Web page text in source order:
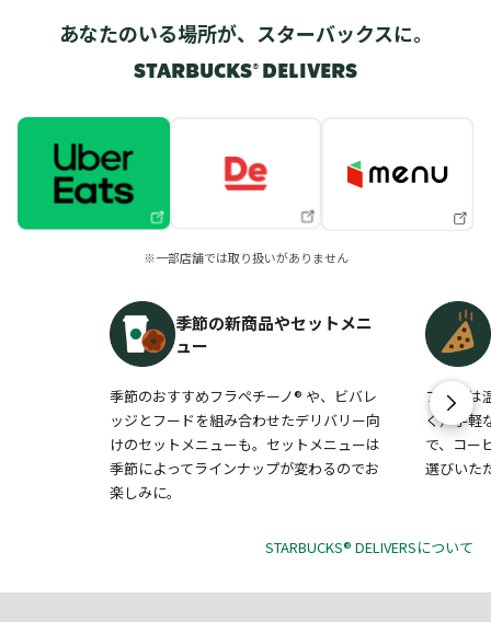
あなたのいる場所が、スターバックスに。
STARBUCKS® DELIVERS
※一部店舗では取り扱いがありません
季節の新商品やセットメニ
ュー
季節のおすすめフラペチーノ® や、ビバレ
ッジとフードを組み合わせたデリバリー向
けのセットメニューも。セットメニューは
季節によってラインナップが変わるのでお
楽しみに。
フードは
く）手軽
で、コー
選びいた
STARBUCKS® DELIVERSについて